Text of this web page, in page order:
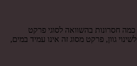
חסרונות בהשוואה לסוגי פרקט
גוון, פרקט מסוג זה אינו עמיד במים,